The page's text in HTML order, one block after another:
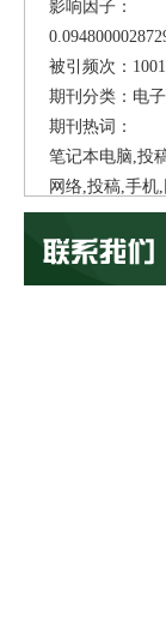
影响因子：
被引频次：
期刊分类：电
期刊热词：
笔记本电脑,投
网络,投稿,手机
库,互联网,云计